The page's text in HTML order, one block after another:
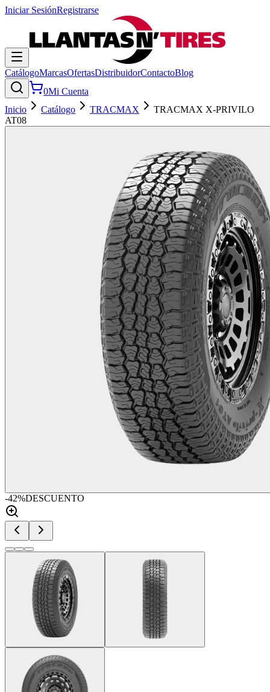
Iniciar SesiónRegistrarse
CatálogoMarcasOfertasDistribuidorContactoBlog
0Mi Cuenta
Inicio
Catálogo TRACMAX
TRACMAX X-PRIVILO
AT08
-42%DESCUENTO